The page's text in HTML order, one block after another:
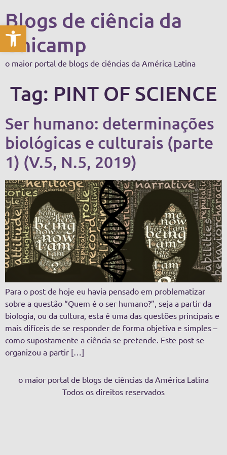
Abrir a barra de ferramentas
Blogs de ciência da
Unicamp
o maior portal de blogs de ciências da América Latina
Tag: PINT OF SCIENCE
Ser humano: determinações
biológicas e culturais (parte
1) (V.5, N.5, 2019)
Para o post de hoje eu havia pensado em problematizar
sobre a questão “Quem é o ser humano?”, seja a partir da
biologia, ou da cultura, esta é uma das questões principais e
mais difíceis de se responder de forma objetiva e simples –
como supostamente a ciência se pretende. Este post se
organizou a partir […]
o maior portal de blogs de ciências da América Latina
Todos os direitos reservados